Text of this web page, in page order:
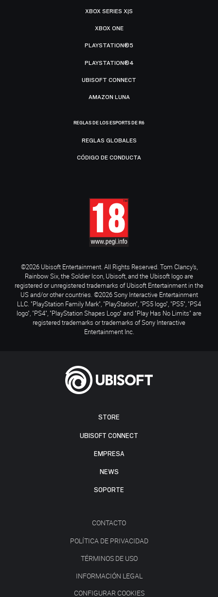
STORE
UBISOFT CONNECT
EMPRESA
NEWS
SOPORTE
CONTACTO
POLÍTICA DE PRIVACIDAD
TÉRMINOS DE USO
INFORMACIÓN LEGAL
CONFIGURAR COOKIES
XBOX SERIES X|S
XBOX ONE
PLAYSTATION®5
PLAYSTATION®4
UBISOFT CONNECT
AMAZON LUNA
REGLAS DE LOS ESPORTS DE R6
REGLAS GLOBALES
CÓDIGO DE CONDUCTA
©2026 Ubisoft Entertainment. All Rights Reserved. Tom Clancy’s,
Rainbow Six, the Soldier Icon, Ubisoft, and the Ubisoft logo are
registered or unregistered trademarks of Ubisoft Entertainment in the
US and/or other countries. ©2026 Sony Interactive Entertainment
LLC. "PlayStation Family Mark", "PlayStation", "PS5 logo", "PS5", "PS4
logo", "PS4", "PlayStation Shapes Logo" and "Play Has No Limits" are
registered trademarks or trademarks of Sony Interactive
Entertainment Inc.